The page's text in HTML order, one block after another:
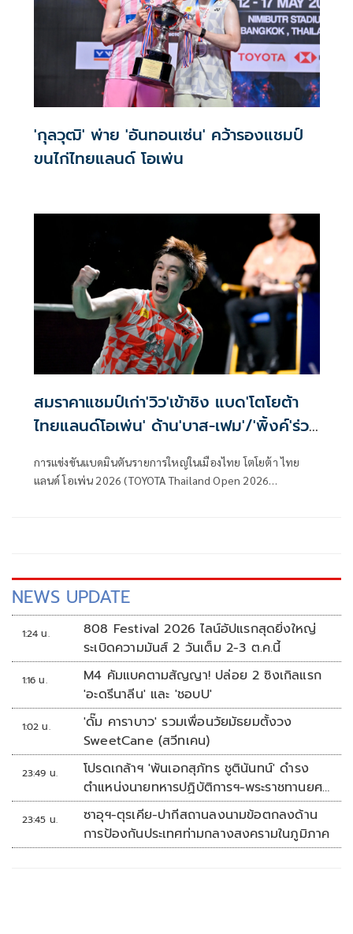
'กุลวุฒิ' พ่าย 'อันทอนเซ่น' คว้ารองแชมป์
ขนไก่ไทยแลนด์ โอเพ่น
สมราคาแชมป์เก่า'วิว'เข้าชิง แบด'โตโยต้า
ไทยแลนด์โอเพ่น' ด้าน'บาส-เฟม'/'พิ้งค์'ร่วง
การแข่งขันแบดมินตันรายการใหญ่ในเมืองไทย โตโยต้า ไทย
แลนด์ โอเพ่น 2026 (TOYOTA Thailand Open 2026
พ.ค.69 ที่ผ่านมา ในรอบรองชนะเลิศ
NEWS UPDATE
1:24 น.
808 Festival 2026 ไลน์อัปแรกสุดยิ่งใหญ่
ระเบิดความมันส์ 2 วันเต็ม 2-3 ต.ค.นี้
1:16 น.
M4 คัมแบคตามสัญญา! ปล่อย 2 ซิงเกิลแรก
'อะดรีนาลีน' และ 'ชอบU'
1:02 น.
'ดั๊ม คาราบาว' รวมเพื่อนวัยมัธยมตั้งวง
SweetCane (สวีทเคน)
23:49 น.
โปรดเกล้าฯ 'พันเอกสุภัทร ชูตินันทน์' ดำรง
ตำแหน่งนายทหารปฏิบัติการฯ-พระราชทานยศ
'พลตรี'
23:45 น.
ซาอุฯ-ตุรเคีย-ปากีสถานลงนามข้อตกลงด้าน
การป้องกันประเทศท่ามกลางสงครามในภูมิภาค